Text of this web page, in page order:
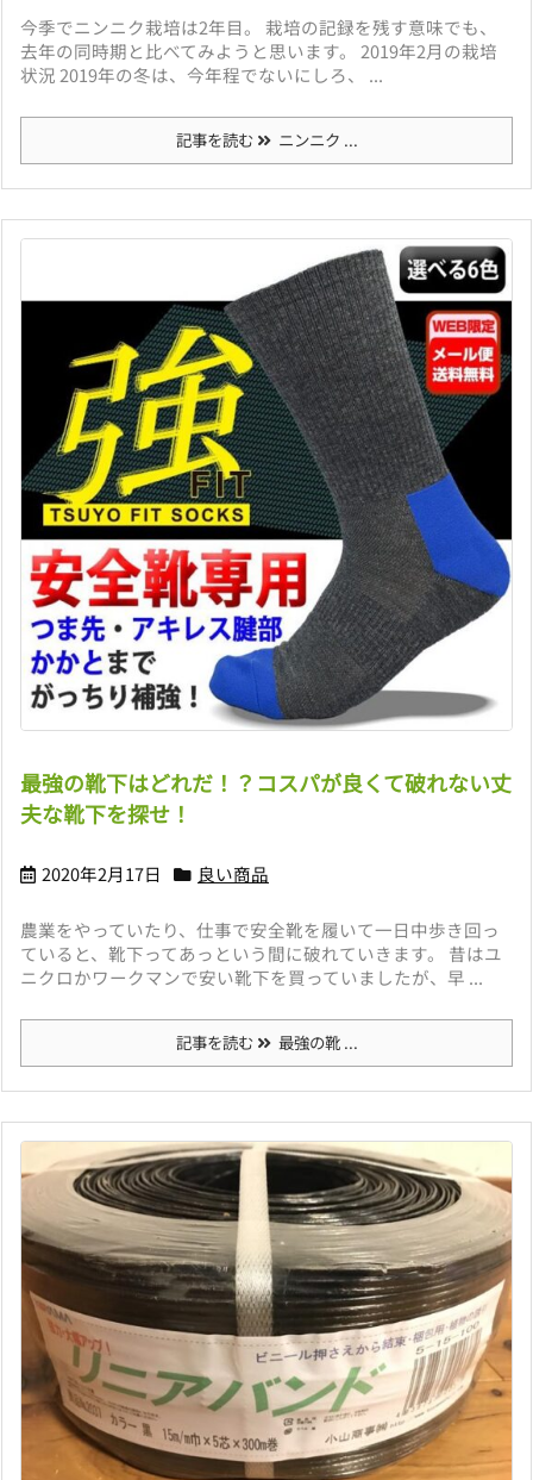
今季でニンニク栽培は2年目。 栽培の記録を残す意味でも、
去年の同時期と比べてみようと思います。 2019年2月の栽培
状況 2019年の冬は、今年程でないにしろ、 ...
記事を読む ニンニク ...
最強の靴下はどれだ！？コスパが良くて破れない丈
夫な靴下を探せ！
2020年2月17日 良い商品
農業をやっていたり、仕事で安全靴を履いて一日中歩き回っ
ていると、靴下ってあっという間に破れていきます。 昔はユ
ニクロかワークマンで安い靴下を買っていましたが、早 ...
記事を読む 最強の靴 ...